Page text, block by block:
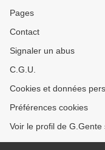
Pages
Contact
Signaler un abus
C.G.U.
Cookies et données
Préférences cookies
Voir le profil de